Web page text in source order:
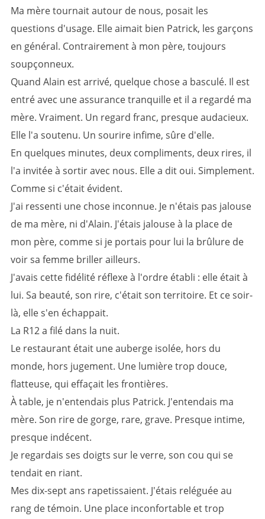
Ma mère tournait autour de nous, posait les
questions d'usage. Elle aimait bien Patrick, les garçons
en général. Contrairement à mon père, toujours
soupçonneux.
Quand Alain est arrivé, quelque chose a basculé. Il est
entré avec une assurance tranquille et il a regardé ma
mère. Vraiment. Un regard franc, presque audacieux.
Elle l'a soutenu. Un sourire infime, sûre d'elle.
En quelques minutes, deux compliments, deux rires, il
l'a invitée à sortir avec nous. Elle a dit oui. Simplement.
Comme si c'était évident.
J'ai ressenti une chose inconnue. Je n'étais pas jalouse
de ma mère, ni d'Alain. J'étais jalouse à la place de
mon père, comme si je portais pour lui la brûlure de
voir sa femme briller ailleurs.
J'avais cette fidélité réflexe à l'ordre établi : elle était à
lui. Sa beauté, son rire, c'était son territoire. Et ce soir-
là, elle s'en échappait.
La R12 a filé dans la nuit.
Le restaurant était une auberge isolée, hors du
monde, hors jugement. Une lumière trop douce,
flatteuse, qui effaçait les frontières.
À table, je n'entendais plus Patrick. J'entendais ma
mère. Son rire de gorge, rare, grave. Presque intime,
presque indécent.
Je regardais ses doigts sur le verre, son cou qui se
tendait en riant.
Mes dix-sept ans rapetissaient. J'étais reléguée au
rang de témoin. Une place inconfortable et trop